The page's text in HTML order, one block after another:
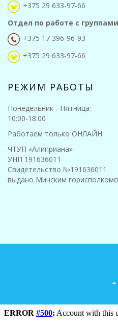
+375 29 633-97-66
Отдел по работе с группами
+375 17 396-96-93
+375 29 633-97-66
РЕЖИМ РАБОТЫ
Понедельник - Пятница:
10:00-18:00
Работаем только ОНЛАЙН
ЧТУП «Алиприана»
УНП 191636011
Свидетельство №191636011
выдано Минским